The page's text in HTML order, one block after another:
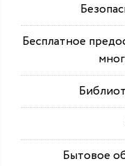
Бесплатное
Бытовое